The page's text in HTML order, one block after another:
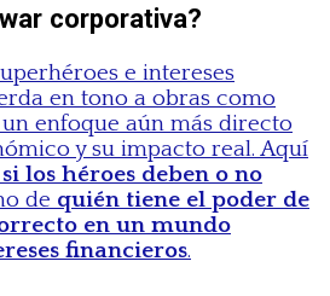
corporativa?
e intereses
en tono a obras como
enfoque aún más directo
y su impacto real. Aquí
los héroes deben o no
de quién tiene el poder de
en un mundo
financieros.